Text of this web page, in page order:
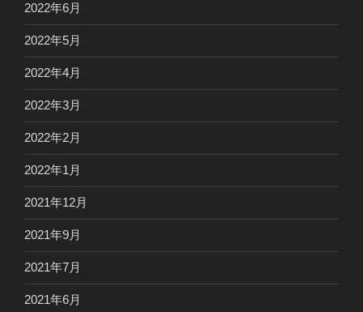
2022年6月
2022年5月
2022年4月
2022年3月
2022年2月
2022年1月
2021年12月
2021年9月
2021年7月
2021年6月